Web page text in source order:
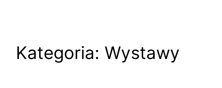
Kategoria: Wystawy